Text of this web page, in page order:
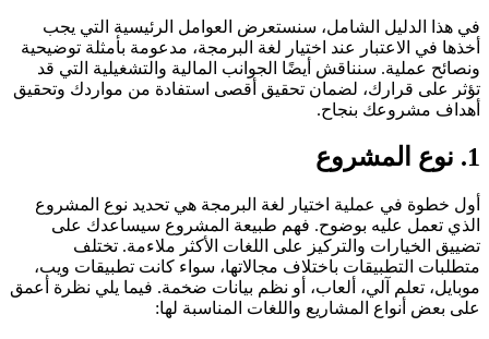
في هذا الدليل الشامل، سنستعرض العوامل الرئيسية التي يجب
أخذها في الاعتبار عند اختيار لغة البرمجة، مدعومة بأمثلة توضيحية
ونصائح عملية. سنناقش أيضًا الجوانب المالية والتشغيلية التي قد
تؤثر على قرارك، لضمان تحقيق أقصى استفادة من مواردك وتحقيق
أهداف مشروعك بنجاح.
1. نوع المشروع
أول خطوة في عملية اختيار لغة البرمجة هي تحديد نوع المشروع
الذي تعمل عليه بوضوح. فهم طبيعة المشروع سيساعدك على
تضييق الخيارات والتركيز على اللغات الأكثر ملاءمة. تختلف
متطلبات التطبيقات باختلاف مجالاتها، سواء كانت تطبيقات ويب،
موبايل، تعلم آلي، ألعاب، أو نظم بيانات ضخمة. فيما يلي نظرة أعمق
على بعض أنواع المشاريع واللغات المناسبة لها: